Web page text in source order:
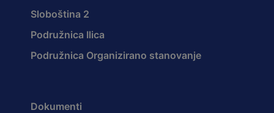
Sloboština 2
Podružnica Ilica
Podružnica Organizirano stanovanje
Dokumenti